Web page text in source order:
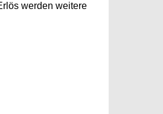
werden weitere